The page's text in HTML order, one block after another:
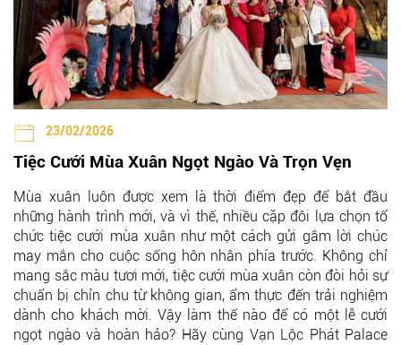
23/02/2026
Tiệc Cưới Mùa Xuân Ngọt Ngào Và Trọn Vẹn
Mùa xuân luôn được xem là thời điểm đẹp để bắt đầu
những hành trình mới, và vì thế, nhiều cặp đôi lựa chọn tổ
chức tiệc cưới mùa xuân như một cách gửi gắm lời chúc
may mắn cho cuộc sống hôn nhân phía trước. Không chỉ
mang sắc màu tươi mới, tiệc cưới mùa xuân còn đòi hỏi sự
chuẩn bị chỉn chu từ không gian, ẩm thực đến trải nghiệm
dành cho khách mời. Vậy làm thế nào để có một lễ cưới
ngọt ngào và hoàn hảo? Hãy cùng Vạn Lộc Phát Palace